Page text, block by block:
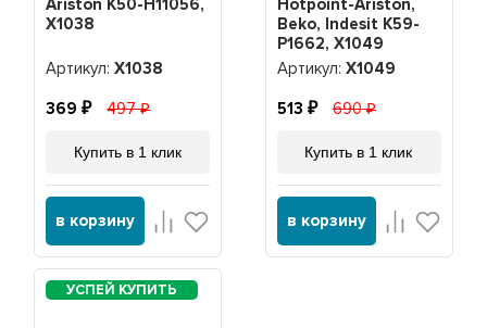
Ariston K50-H11056,
Х1038
Артикул:Х1038
369 497
Купить в 1 клик
в корзину
Hotpoint-Ariston,
Beko, Indesit K59-
P1662, Х1049
Артикул: Х1049
513 690
Купить в 1 клик
в корзину